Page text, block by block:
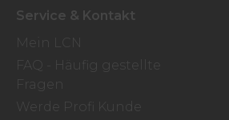
Service & Kontakt
Mein LCN
FAQ - Häufig gestellte
Fragen
Werde Profi Kunde